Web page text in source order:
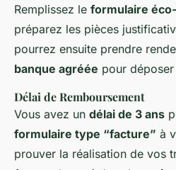
Remplissez le formulaire
préparez les pièces
pourrez ensuite prendre
banque agréée pour
Délai de Remboursement
Vous avez un délai de 3 ans
formulaire type “facture” à
prouver la réalisation de vos